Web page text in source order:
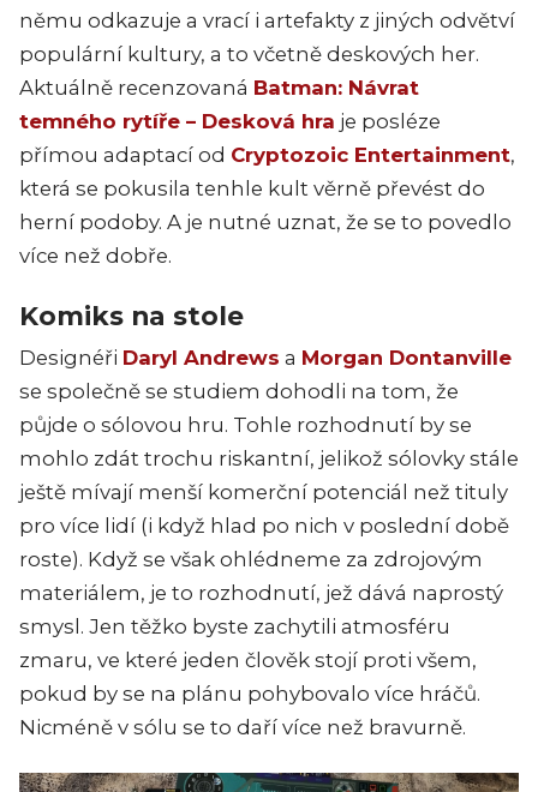
němu odkazuje a vrací i artefakty z jiných odvětví
populární kultury, a to včetně deskových her.
Aktuálně recenzovaná Batman: Návrat
temného rytíře – Desková hra je posléze
přímou adaptací od Cryptozoic Entertainment,
která se pokusila tenhle kult věrně převést do
herní podoby. A je nutné uznat, že se to povedlo
více než dobře.
Komiks na stole
Designéři Daryl Andrews a Morgan Dontanville
se společně se studiem dohodli na tom, že
půjde o sólovou hru. Tohle rozhodnutí by se
mohlo zdát trochu riskantní, jelikož sólovky stále
ještě mívají menší komerční potenciál než tituly
pro více lidí (i když hlad po nich v poslední době
roste). Když se však ohlédneme za zdrojovým
materiálem, je to rozhodnutí, jež dává naprostý
smysl. Jen těžko byste zachytili atmosféru
zmaru, ve které jeden člověk stojí proti všem,
pokud by se na plánu pohybovalo více hráčů.
Nicméně v sólu se to daří více než bravurně.